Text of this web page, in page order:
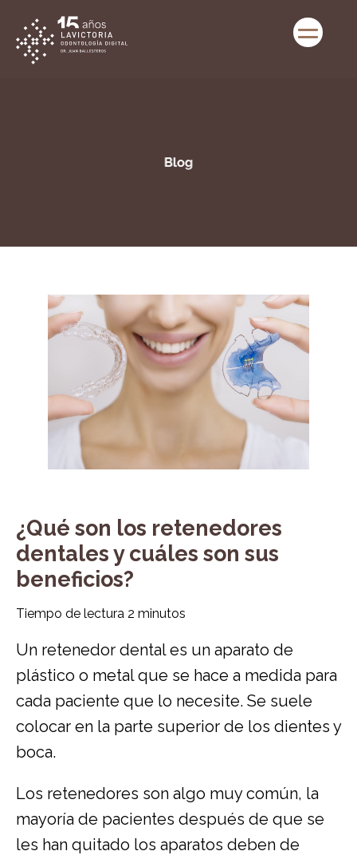
¿Qué son los retenedores
dentales y cuáles son sus
beneficios?
Tiempo de lectura 2 minutos
Un retenedor dental es un aparato de
plástico o metal que se hace a medida para
cada paciente que lo necesite. Se suele
colocar en la parte superior de los dientes y
boca.
Los retenedores son algo muy común, la
mayoría de pacientes después de que se
les han quitado los aparatos deben de